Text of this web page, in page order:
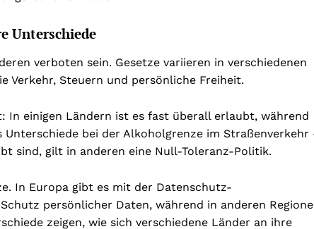
Unterschiede
verboten sein. Gesetze variieren in verschiedenen
Verkehr, Steuern und persönliche Freiheit.
In einigen Ländern ist es fast überall erlaubt, während
bei der Alkoholgrenze im Straßenverkehr
sind, gilt in anderen eine Null-Toleranz-Politik.
In Europa gibt es mit der Datenschutz-
persönlicher Daten, während in anderen
zeigen, wie sich verschiedene Länder an ihre